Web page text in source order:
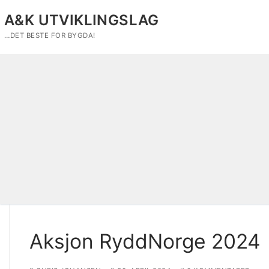
til
innholdet
A&K UTVIKLINGSLAG
…DET BESTE FOR BYGDA!
Aksjon RyddNorge 2024